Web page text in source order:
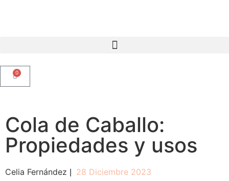
0
Cola de Caballo:
Propiedades y usos
Celia Fernández 28 Diciembre 2023